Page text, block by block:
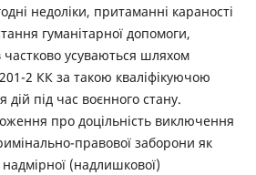
недоліки, притаманні караності
гуманітарної допомоги,
усуваються шляхом
2 КК за такою кваліфікуючою
під час воєнного стану.
про доцільність виключення
правової заборони як
(надлишкової)